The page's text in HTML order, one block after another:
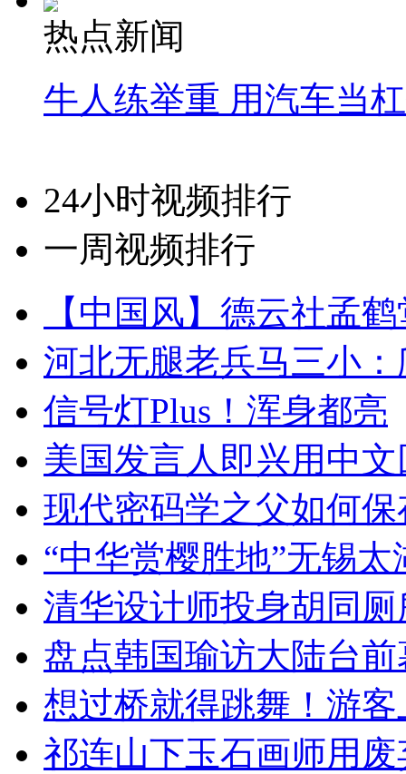
热点新闻
牛人练举重 用汽车当
24小时视频排行
一周视频排行
【中国风】德云社孟
河北无腿老兵马三小
信号灯Plus！浑身都亮
美国发言人即兴用中
现代密码学之父如何
“中华赏樱胜地”无锡
清华设计师投身胡同
盘点韩国瑜访大陆台
想过桥就得跳舞！游客
祁连山下玉石画师用